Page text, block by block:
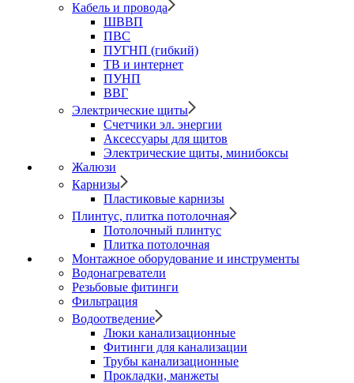
Кабель и провода
ШВВП
ПВС
ПУГНП (гибкий)
ТВ и интернет
ПУНП
ВВГ
Электрические щиты
Счетчики эл. энергии
Аксессуары для щитов
Электрические щиты, минибоксы
Жалюзи
Карнизы
Пластиковые карнизы
Плинтус, плитка потолочная
Потолочный плинтус
Плитка потолочная
Монтажное оборудование и инструменты
Водонагреватели
Резьбовые фитинги
Фильтрация
Водоотведение
Люки канализационные
Фитинги для канализации
Трубы канализационные
Прокладки, манжеты